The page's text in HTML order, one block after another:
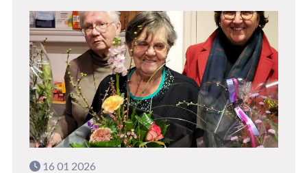
16 01 2026